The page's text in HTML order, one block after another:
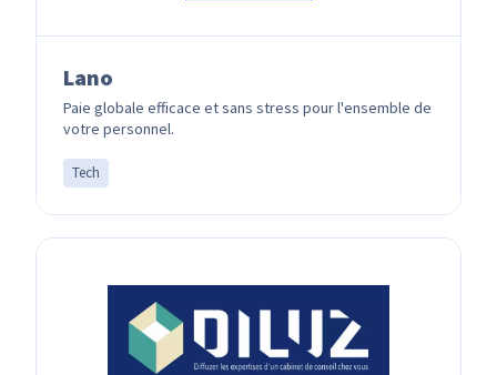
Lano
Paie globale efficace et sans stress pour l'ensemble de
votre personnel.
Tech